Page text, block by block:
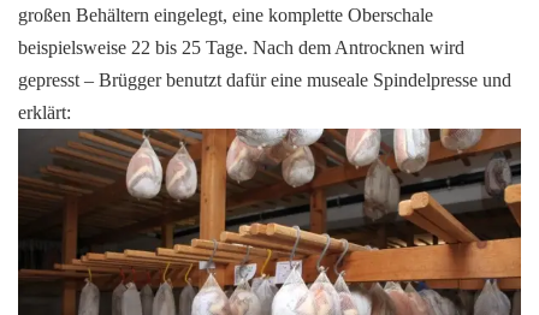
großen Behältern eingelegt, eine komplette Oberschale
beispielsweise 22 bis 25 Tage. Nach dem Antrocknen wird
gepresst – Brügger benutzt dafür eine museale Spindelpresse und
erklärt: